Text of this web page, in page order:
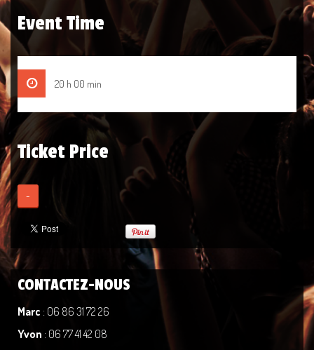
Event Time
20 h 00 min
Ticket Price
-
CONTACTEZ-NOUS
Marc : 06 86 31 72 26
Yvon : 06 77 41 42 08